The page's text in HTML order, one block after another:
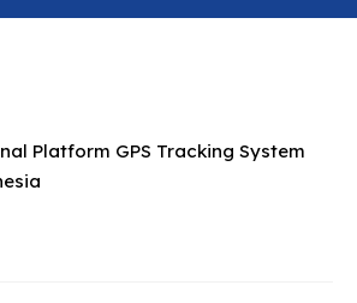
Platform GPS Tracking System